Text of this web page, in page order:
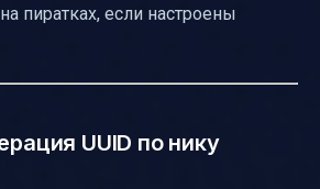
пиратках, если настроены
UUID по нику